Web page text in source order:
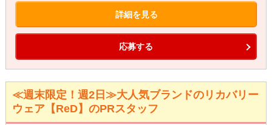
詳細を見る
応募する
≪週末限定！週2日≫大人気ブランドのリカバリー
ウェア【ReD】のPRスタッフ